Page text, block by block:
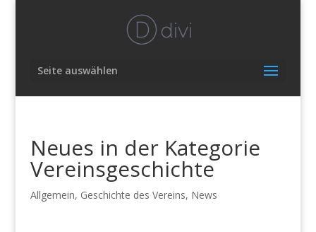
Seite auswählen
Neues in der Kategorie
Vereinsgeschichte
Allgemein, Geschichte des Vereins, News